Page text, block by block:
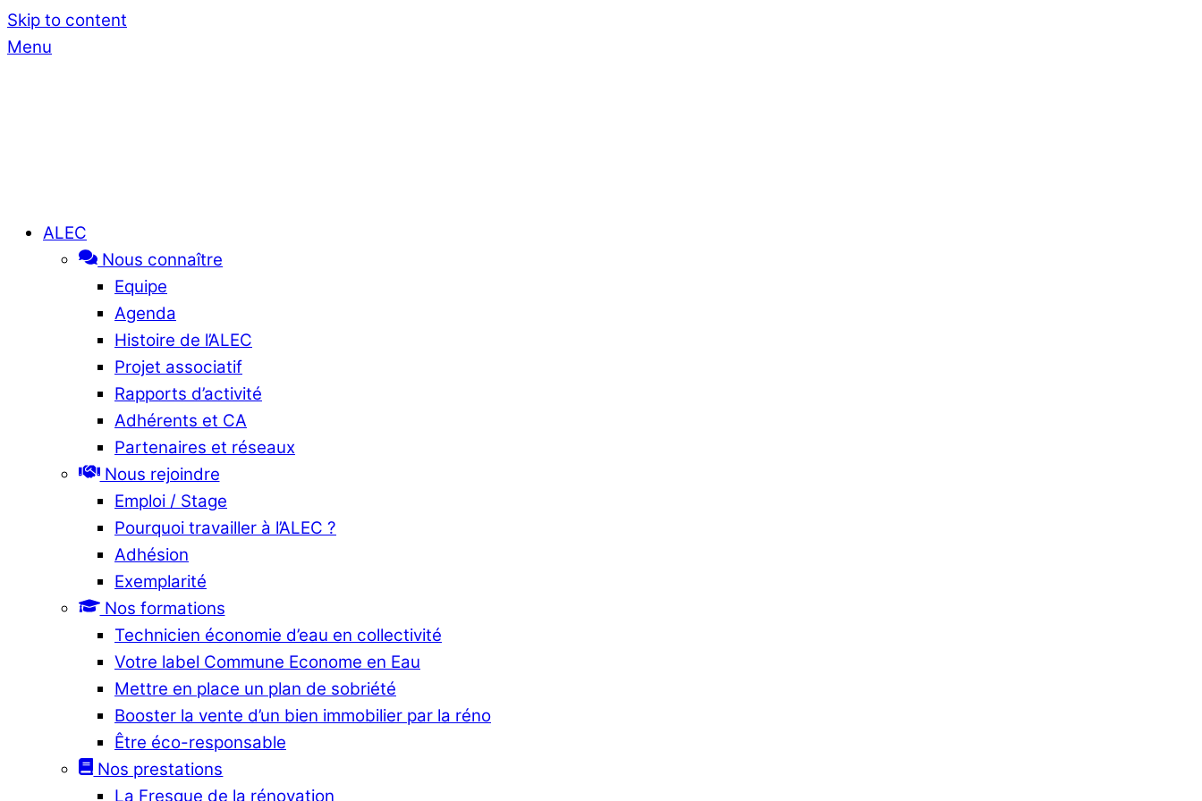
Skip to content
Menu
ALEC
Nous connaître
Equipe
Agenda
Histoire de l’ALEC
Projet associatif
Rapports d’activité
Adhérents et CA
Partenaires et réseaux
Nous rejoindre
Emploi / Stage
Pourquoi travailler à l’ALEC ?
Adhésion
Exemplarité
Nos formations
Technicien économie d’eau en collectivité
Votre label Commune Econome en Eau
Mettre en place un plan de sobriété
Booster la vente d’un bien immobilier par la réno
Être éco-responsable
Nos prestations
La Fresque de la rénovation